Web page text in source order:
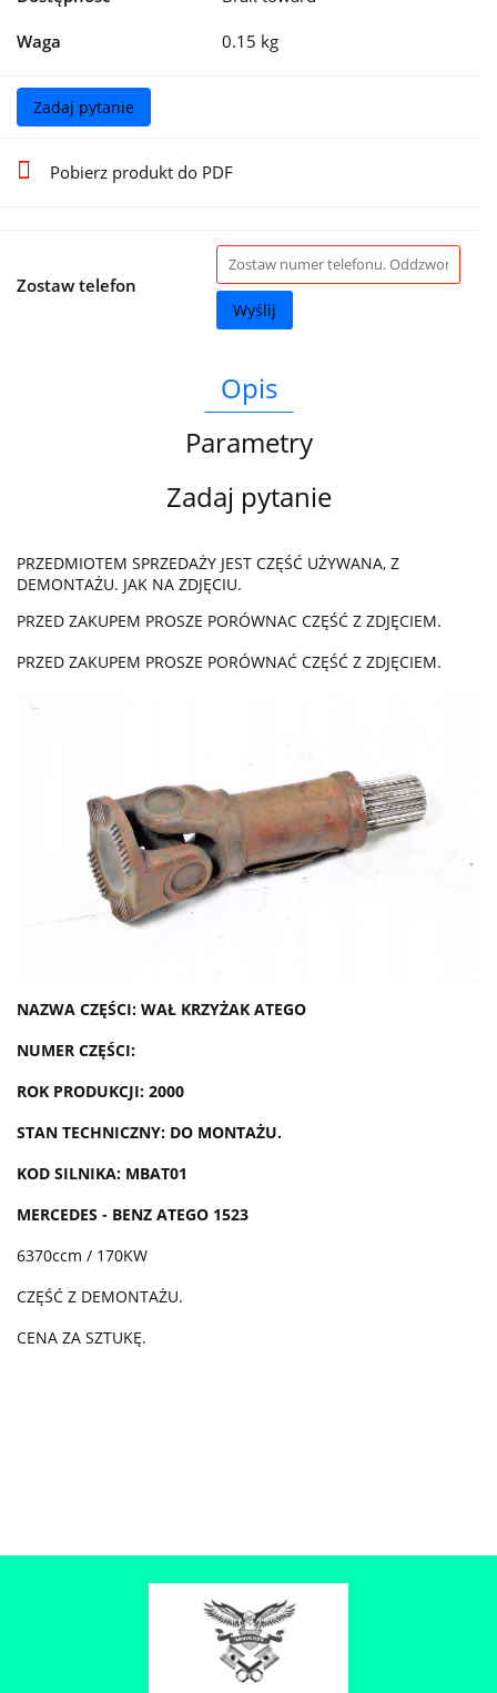
Waga 0.15 kg
Zadaj pytanie
Pobierz produkt do PDF
Zostaw telefon
Wyślij
Opis
Parametry
Zadaj pytanie
PRZEDMIOTEM SPRZEDAŻY JEST CZĘŚĆ UŻYWANA, Z
DEMONTAŻU. JAK NA ZDJĘCIU.
PRZED ZAKUPEM PROSZE PORÓWNAC CZĘŚĆ Z ZDJĘCIEM.
PRZED ZAKUPEM PROSZE PORÓWNAĆ CZĘŚĆ Z ZDJĘCIEM.
NAZWA CZĘŚCI: WAŁ KRZYŻAK ATEGO
NUMER CZĘŚCI:
ROK PRODUKCJI: 2000
STAN TECHNICZNY: DO MONTAŻU.
KOD SILNIKA: MBAT01
MERCEDES - BENZ ATEGO 1523
6370ccm / 170KW
CZĘŚĆ Z DEMONTAŻU.
CENA ZA SZTUKĘ.